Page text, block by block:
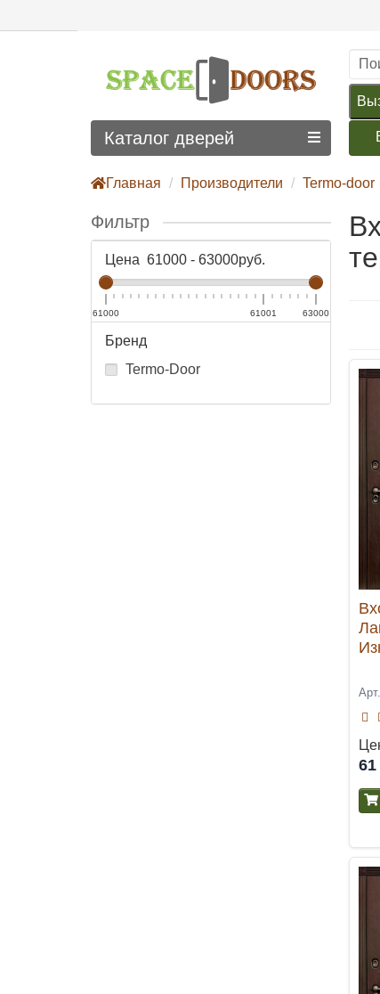
Каталог дверей
Главная Производители Termo-door
Фильтр
Цена 61000 - 63000руб.
61000 61001 63000
Бренд
Termo-Door
61